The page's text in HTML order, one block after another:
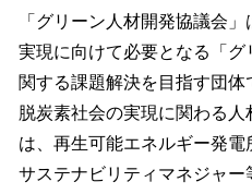
「グリーン人材開発協議会
実現に向けて必要となる「
関する課題解決を目指す団体
脱炭素社会の実現に関わる
は、再生可能エネルギー発電
サステナビリティマネジャ